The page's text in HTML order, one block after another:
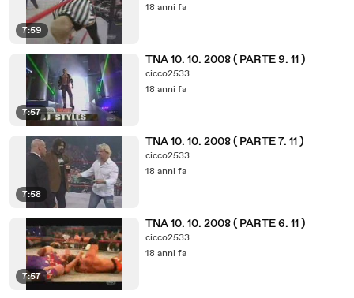
7:59
18 anni fa
7:57
TNA 10. 10. 2008 ( PARTE 9. 11 )
cicco2533
18 anni fa
7:58
TNA 10. 10. 2008 ( PARTE 7. 11 )
cicco2533
18 anni fa
7:57
TNA 10. 10. 2008 ( PARTE 6. 11 )
cicco2533
18 anni fa